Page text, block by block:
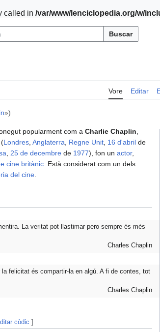
called in /var/www/lenciclopedia.org/w/
Buscar
Vore Editar
»)
popularment com a Charlie Chaplin
(Londres Anglaterra Regne Unit 16 d'abril de
25 de decembre de 1977), fon un actor,
cine britànic . Està considerat com un dels
del cine
La veritat pot llastimar pero sempre és més
Charles Chaplin
la felicitat és compartir-la en algú. A fi de contes, tot
Charles Chaplin
còdic ]